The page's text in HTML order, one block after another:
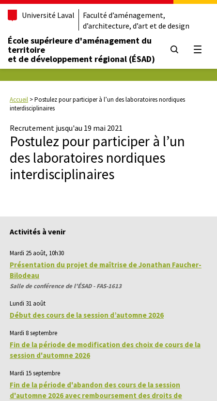
Université Laval
Faculté d’aménagement,
d’architecture, d’art et de design
École supérieure d'aménagement du
territoire
et de développement régional (ÉSAD)
Accueil >Postulez pour participer à l’un des laboratoires nordiques
interdisciplinaires
Recrutement jusqu'au 19 mai 2021
Postulez pour participer à l’un
des laboratoires nordiques
interdisciplinaires
Activités à venir
Mardi 25 août, 10h30
Présentation du projet de maîtrise de Jonathan Faucher-
Bilodeau
Salle de conférence de l'ÉSAD - FAS-1613
Lundi 31 août
Début des cours de la session d’automne 2026
Mardi 8 septembre
Fin de la période de modification des choix de cours de la
session d'automne 2026
Mardi 15 septembre
Fin de la période d'abandon des cours de la session
d'automne 2026 avec remboursement des droits de